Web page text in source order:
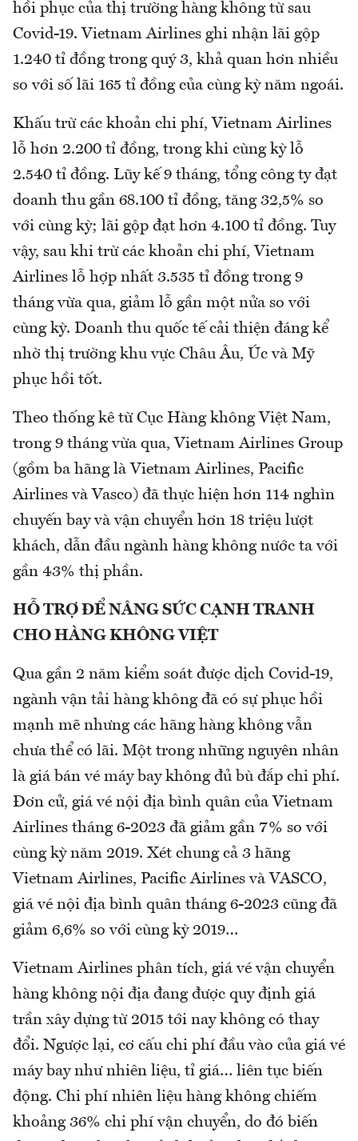
hồi phục của thị trường hàng không từ sau
Covid-19. Vietnam Airlines ghi nhận lãi gộp
1.240 tỉ đồng trong quý 3, khả quan hơn nhiều
so với số lãi 165 tỉ đồng của cùng kỳ năm ngoái.
Khấu trừ các khoản chi phí, Vietnam Airlines
lỗ hơn 2.200 tỉ đồng, trong khi cùng kỳ lỗ
2.540 tỉ đồng. Lũy kế 9 tháng, tổng công ty đạt
doanh thu gần 68.100 tỉ đồng, tăng 32,5% so
với cùng kỳ; lãi gộp đạt hơn 4.100 tỉ đồng. Tuy
vậy, sau khi trừ các khoản chi phí, Vietnam
Airlines lỗ hợp nhất 3.535 tỉ đồng trong 9
tháng vừa qua, giảm lỗ gần một nửa so với
cùng kỳ. Doanh thu quốc tế cải thiện đáng kể
nhờ thị trường khu vực Châu Âu, Úc và Mỹ
phục hồi tốt.
Theo thống kê từ Cục Hàng không Việt Nam,
trong 9 tháng vừa qua, Vietnam Airlines Group
(gồm ba hãng là Vietnam Airlines, Pacific
Airlines và Vasco) đã thực hiện hơn 114 nghìn
chuyến bay và vận chuyển hơn 18 triệu lượt
khách, dẫn đầu ngành hàng không nước ta với
gần 43% thị phần.
HỖ TRỢ ĐỂ NÂNG SỨC CẠNH TRANH
CHO HÀNG KHÔNG VIỆT
Qua gần 2 năm kiểm soát được dịch Covid-19,
ngành vận tải hàng không đã có sự phục hồi
mạnh mẽ nhưng các hãng hàng không vẫn
chưa thể có lãi. Một trong những nguyên nhân
là giá bán vé máy bay không đủ bù đắp chi phí.
Đơn cử, giá vé nội địa bình quân của Vietnam
Airlines tháng 6-2023 đã giảm gần 7% so với
cùng kỳ năm 2019. Xét chung cả 3 hãng
Vietnam Airlines, Pacific Airlines và VASCO,
giá vé nội địa bình quân tháng 6-2023 cũng đã
giảm 6,6% so với cùng kỳ 2019…
Vietnam Airlines phân tích, giá vé vận chuyển
hàng không nội địa đang được quy định giá
trần xây dựng từ 2015 tới nay không có thay
đổi. Ngược lại, cơ cấu chi phí đầu vào của giá vé
máy bay như nhiên liệu, tỉ giá… liên tục biến
động. Chi phí nhiên liệu hàng không chiếm
khoảng 36% chi phí vận chuyển, do đó biến